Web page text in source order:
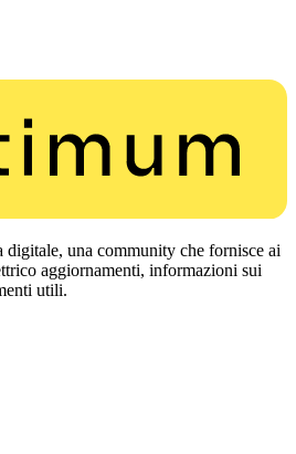
una community che fornisce ai
aggiornamenti, informazioni sui
utili.